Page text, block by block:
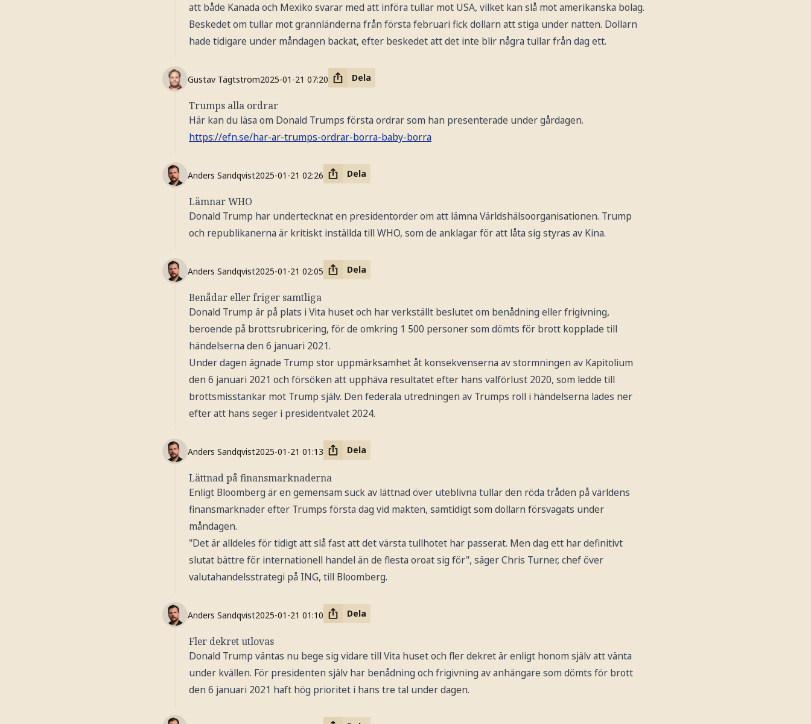
att både Kanada och Mexiko svarar med att införa tullar mot USA, vilket kan slå mot amerikanska bolag.
Beskedet om tullar mot grannländerna från första februari fick dollarn att stiga under natten. Dollarn
hade tidigare under måndagen backat, efter beskedet att det inte blir några tullar från dag ett.
Gustav Tägtström2025-01-21 07:20 Dela
Trumps alla ordrar
Här kan du läsa om Donald Trumps första ordrar som han presenterade under gårdagen.
https://efn.se/har-ar-trumps-ordrar-borra-baby-borra
Anders Sandqvist2025-01-21 02:26 Dela
Lämnar WHO
Donald Trump har undertecknat en presidentorder om att lämna Världshälsoorganisationen. Trump
och republikanerna är kritiskt inställda till WHO, som de anklagar för att låta sig styras av Kina.
Anders Sandqvist2025-01-21 02:05 Dela
Benådar eller friger samtliga
Donald Trump är på plats i Vita huset och har verkställt beslutet om benådning eller frigivning,
beroende på brottsrubricering, för de omkring 1 500 personer som dömts för brott kopplade till
händelserna den 6 januari 2021.
Under dagen ägnade Trump stor uppmärksamhet åt konsekvenserna av stormningen av Kapitolium
den 6 januari 2021 och försöken att upphäva resultatet efter hans valförlust 2020, som ledde till
brottsmisstankar mot Trump själv. Den federala utredningen av Trumps roll i händelserna lades ner
efter att hans seger i presidentvalet 2024.
Anders Sandqvist2025-01-21 01:13 Dela
Lättnad på finansmarknaderna
Enligt Bloomberg är en gemensam suck av lättnad över uteblivna tullar den röda tråden på världens
finansmarknader efter Trumps första dag vid makten, samtidigt som dollarn försvagats under
måndagen.
"Det är alldeles för tidigt att slå fast att det värsta tullhotet har passerat. Men dag ett har definitivt
slutat bättre för internationell handel än de flesta oroat sig för", säger Chris Turner, chef över
valutahandelsstrategi på ING, till Bloomberg.
Anders Sandqvist2025-01-21 01:10 Dela
Fler dekret utlovas
Donald Trump väntas nu bege sig vidare till Vita huset och fler dekret är enligt honom själv att vänta
under kvällen. För presidenten själv har benådning och frigivning av anhängare som dömts för brott
den 6 januari 2021 haft hög prioritet i hans tre tal under dagen.